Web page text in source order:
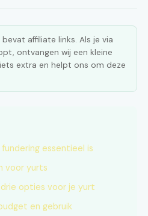
affiliate links. Als je via
ontvangen wij een kleine
extra en helpt ons om deze
essentieel is
voor yurts
opties voor je yurt
en gebruik